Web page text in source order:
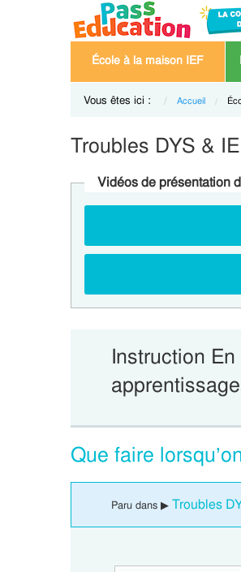
École à la maison IEF
Vous êtes ici : Accueil
Troubles DYS &
Vidéos de présentation
Instruction
Que faire
Paru dans ▶ Troubles